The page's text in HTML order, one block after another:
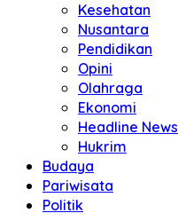
Kesehatan
Nusantara
Pendidikan
Opini
Olahraga
Ekonomi
Headline News
Hukrim
Budaya
Pariwisata
Politik